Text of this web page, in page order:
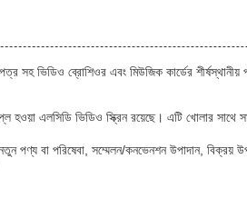
ভিডিও ব্রোশিওর এবং মিউজিক কার্ডের
হওয়া এলসিডি ভিডিও স্ক্রিন রয়েছে। এটি খোলার সাথে
পণ্য বা পরিষেবা, সম্মেলন/কনভেনশন উপাদান, বিক্রয়